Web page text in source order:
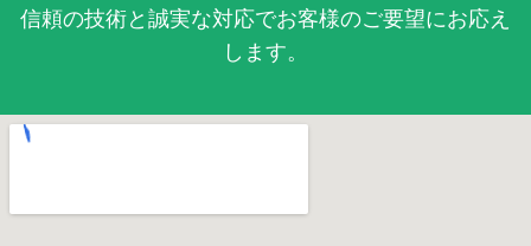
信頼の技術と誠実な対応でお客様のご要望にお応え
します。